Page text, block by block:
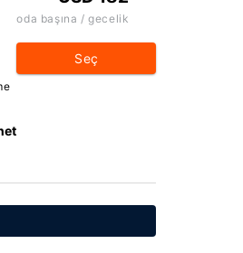
oda başına / gecelik
Seç